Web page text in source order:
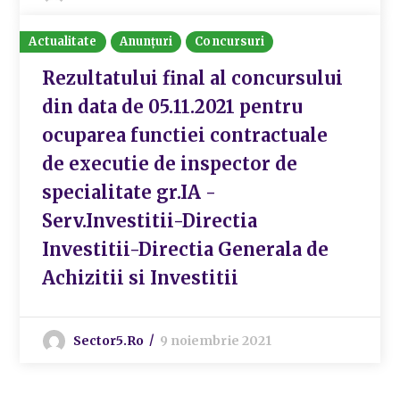
Actualitate Anunțuri Concursuri
Rezultatului final al concursului
din data de 05.11.2021 pentru
ocuparea functiei contractuale
de executie de inspector de
specialitate gr.IA -
Serv.Investitii-Directia
Investitii-Directia Generala de
Achizitii si Investitii
Sector5.ro 9 noiembrie 2021